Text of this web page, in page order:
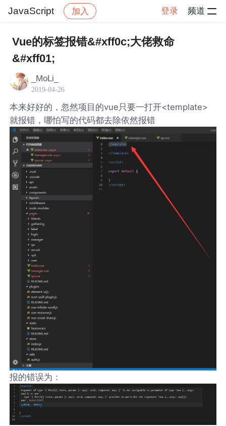
JavaScript 加入 登录 频道
社区 JavaScript 帖子详情
Vue的标签报错&#xff0c;大佬救命
&#xff01;
_MoLi_
2019-04-26
本来好好的，忽然项目的vue只要一打开<template>
就报错，哪怕写的代码都去除依然报错
报的错误为：